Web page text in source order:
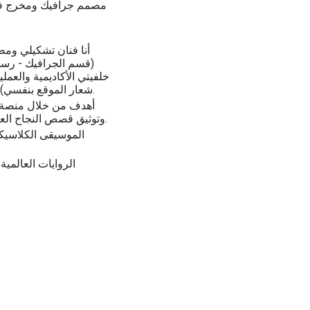
مصمم جرافيك
أنا فنان تشكيلي
(قسم الجرافيك -
خلفيتي الأكاديمية
شعار الموقع بنفسي)، أسعى لتقديم محتوى يحترم عين القارئ وعقله.
أهدف من خلال منصة
وتوثيق قصص النجاح العالمي، ودعم المواهب الشابة من زملائي الفنانين.
الموسيقى
الروايات